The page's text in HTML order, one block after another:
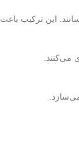
این